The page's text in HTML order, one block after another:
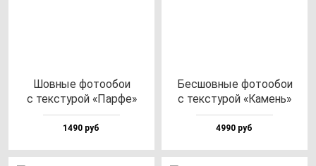
Шов­ные фо­то­обои
с тек­сту­рой «Пар­фе»
1490 руб
Бес­шов­ные фо­то­обои
с тек­сту­рой «Камень»
4990 руб